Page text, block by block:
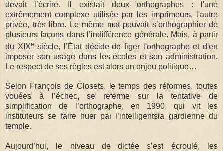
devait l’écrire. Il existait deux orthographes : l'une
extrêmement complexe utilisée par les imprimeurs, l'autre
privée, très libre. Le même mot pouvait s’orthographier de
plusieurs façons dans l’indifférence générale. Mais, à partir
du XIXesiècle, l’État décide de figer l'orthographe et d'en
imposer son usage dans les écoles et son administration.
Le respect de ses règles est alors un enjeu politique…
Selon François de Closets, le temps des réformes, toutes
vouées à l’échec, se referme sur la tentative de
simplification de l’orthographe, en 1990, qui vit les
instituteurs se faire huer par l’intelligentsia gardienne du
temple.
Aujourd’hui, le niveau de dictée s’est écroulé, les